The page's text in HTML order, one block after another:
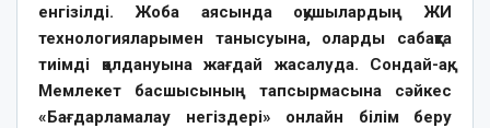
енгізілді. Жоба аясында оқушылардың ЖИ
технологияларымен танысуына, оларды сабақта
тиімді қолдануына жағдай жасалуда. Сондай-ақ,
Мемлекет басшысының тапсырмасына сәйкес
«Бағдарламалау негіздері» онлайн білім беру